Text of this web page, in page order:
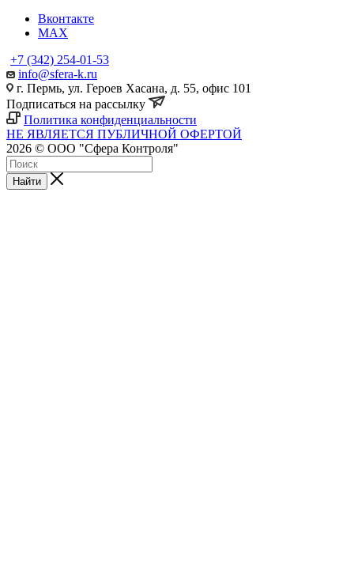
Вконтакте
MAX
+7 (342) 254-01-53
info@sfera-k.ru
г. Пермь, ул. Героев Хасана, д. 55, офис 101
Подписаться на рассылку
Политика конфиденциальности
НЕ ЯВЛЯЕТСЯ ПУБЛИЧНОЙ ОФЕРТОЙ
2026 © ООО "Сфера Контроля"
Найти